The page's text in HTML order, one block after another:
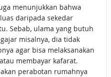
menunjukkan bahwa
daripada sekedar
Sebab, ulama yang butuh
misalnya, dia tidak
agar bisa melaksanakan
membayar kafarat.
perabotan rumahnya